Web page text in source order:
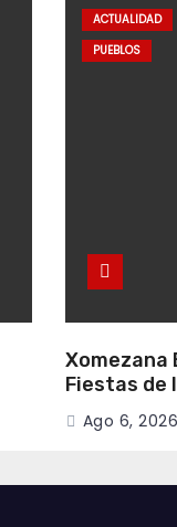
ACTUALIDAD
PUEBLOS
Xomezana
Fiestas de
y 23 de
Ago 6, 2026